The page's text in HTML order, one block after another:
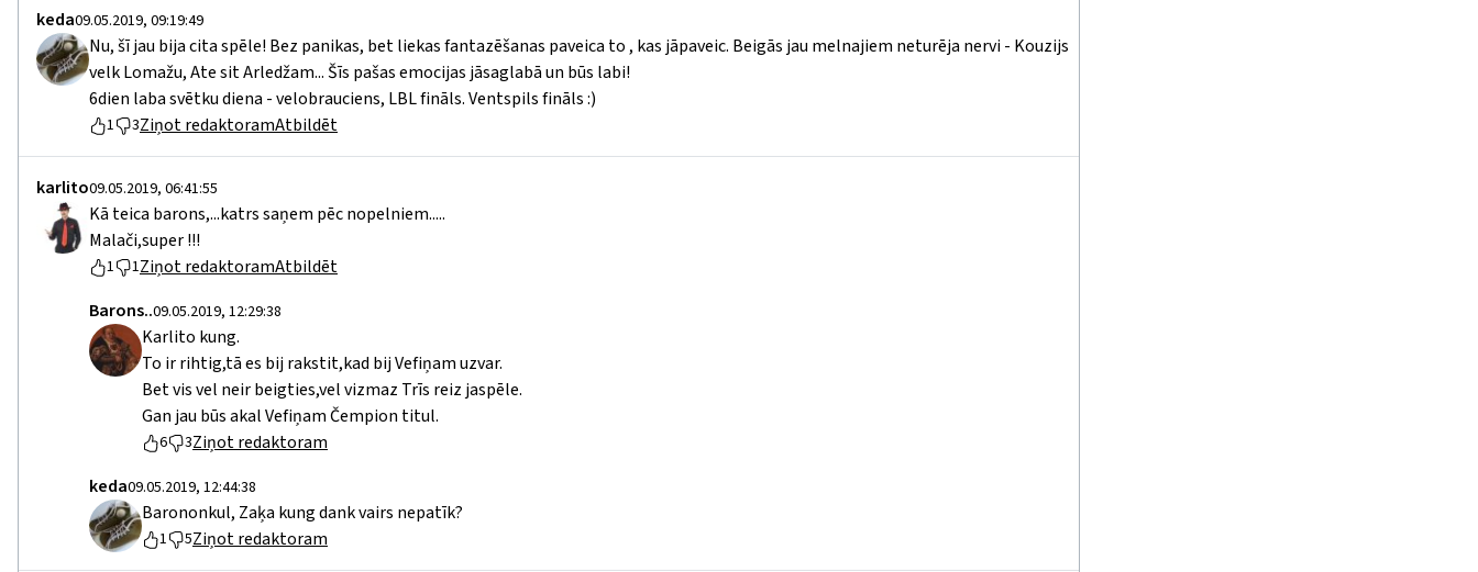
keda09.05.2019, 09:19:49
Nu, šī jau bija cita spēle! Bez panikas, bet liekas fantazēšanas paveica to , kas jāpaveic. Beigās jau melnajiem neturēja nervi - Kouzijs
velk Lomažu, Ate sit Arledžam... Šīs pašas emocijas jāsaglabā un būs labi!
6dien laba svētku diena - velobrauciens, LBL fināls. Ventspils fināls :)
1 3Ziņot redaktoramAtbildēt
karlito09.05.2019, 06:41:55
Kā teica barons,...katrs saņem pēc nopelniem.....
Malači,super !!!
1 1Ziņot redaktoramAtbildēt
Barons..09.05.2019, 12:29:38
Karlito kung.
To ir rihtig,tā es bij rakstit,kad bij Vefiņam uzvar.
Bet vis vel neir beigties,vel vizmaz Trīs reiz jaspēle.
Gan jau būs akal Vefiņam Čempion titul.
6 3Ziņot redaktoram
keda09.05.2019, 12:44:38
Barononkul, Zaķa kung dank vairs nepatīk?
1 5Ziņot redaktoram